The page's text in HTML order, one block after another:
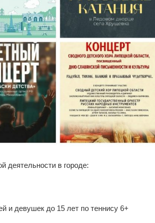
деятельности в городе:
и девушек до 15 лет по теннису 6+